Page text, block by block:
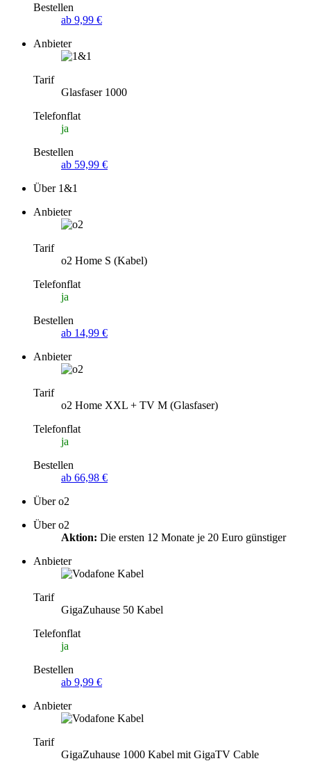
Bestellen
ab 9,99 €
Anbieter
Tarif
Glasfaser 1000
Telefonflat
ja
Bestellen
ab 59,99 €
Über 1&1
Anbieter
Tarif
o2 Home S (Kabel)
Telefonflat
ja
Bestellen
ab 14,99 €
Anbieter
Tarif
o2 Home XXL + TV M (Glasfaser)
Telefonflat
ja
Bestellen
ab 66,98 €
Über o2
Über o2
Aktion: Die ersten 12 Monate je 20 Euro günstiger
Anbieter
Tarif
GigaZuhause 50 Kabel
Telefonflat
ja
Bestellen
ab 9,99 €
Anbieter
Tarif
GigaZuhause 1000 Kabel mit GigaTV Cable